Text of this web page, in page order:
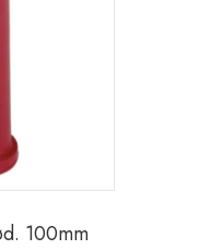
100mm